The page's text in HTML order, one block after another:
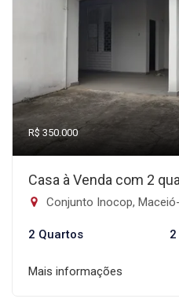
R$ 350.000
Casa à Venda com 2
Conjunto Inocop,
2 Quartos
Mais informações